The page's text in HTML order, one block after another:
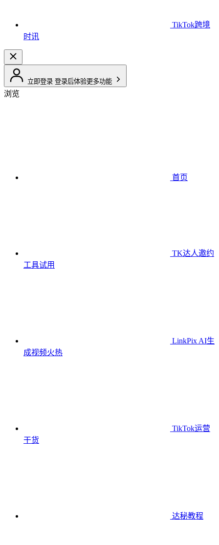
TikTok跨境
时讯
立即登录 登录后体验更多功能
浏览
首页
TK达人邀约
工具试用
LinkPix AI生
成视频火热
TikTok运营
干货
达秘教程